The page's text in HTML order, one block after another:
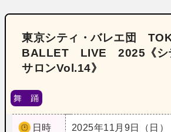
東京シティ・バレエ団
BALLET LIVE 2025《シ
サロンVol.14》
舞 踊
日時
2025年11月9日（日）